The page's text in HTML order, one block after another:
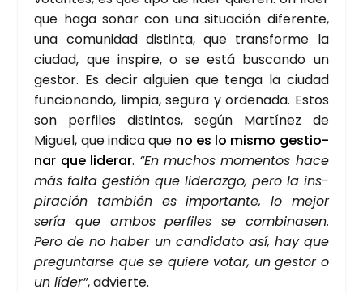
que haga soñar con una situa­ción dife­ren­te,
una comu­ni­dad dis­tin­ta, que trans­for­me la
ciu­dad, que ins­pi­re, o se está bus­can­do un
ges­tor. Es decir alguien que ten­ga la ciu­dad
fun­cio­nan­do, lim­pia, segu­ra y orde­na­da. Estos
son per­fi­les dis­tin­tos, según Mar­tí­nez de
Miguel, que indi­ca que no es lo mis­mo ges­tio­
nar que lide­rar. “En muchos momen­tos hace
más fal­ta ges­tión que lide­raz­go, pero la ins­
pi­ra­ción tam­bién es impor­tan­te, lo mejor
sería que ambos per­fi­les se com­bi­na­sen.
Pero de no haber un can­di­da­to así, hay que
pre­gun­tar­se que se quie­re votar, un ges­tor o
un líder”, advier­te.